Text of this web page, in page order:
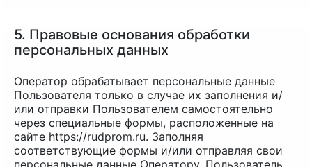
5. Правовые основания обработки
персональных данных
Оператор обрабатывает персональные данные
Пользователя только в случае их заполнения и/
или отправки Пользователем самостоятельно
через специальные формы, расположенные на
сайте https://rudprom.ru. Заполняя
соответствующие формы и/или отправляя свои
персональные данные Оператору, Пользователь